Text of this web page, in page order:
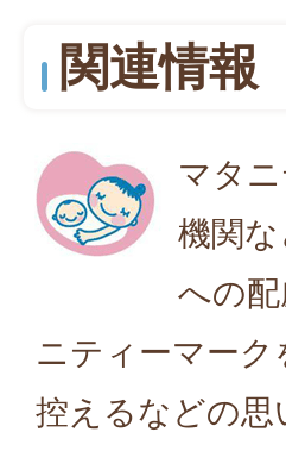
関連情報
マタ
機関
への
ニティーマー
控えるなどの